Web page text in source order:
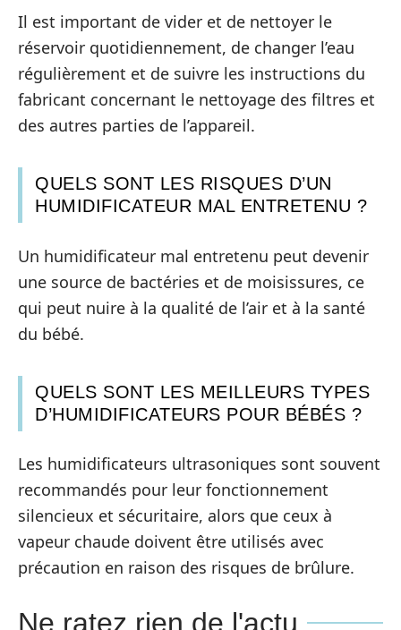
Il est important de vider et de nettoyer le
réservoir quotidiennement, de changer l’eau
régulièrement et de suivre les instructions du
fabricant concernant le nettoyage des filtres et
des autres parties de l’appareil.
QUELS SONT LES RISQUES D’UN
HUMIDIFICATEUR MAL ENTRETENU ?
Un humidificateur mal entretenu peut devenir
une source de bactéries et de moisissures, ce
qui peut nuire à la qualité de l’air et à la santé
du bébé.
QUELS SONT LES MEILLEURS TYPES
D’HUMIDIFICATEURS POUR BÉBÉS ?
Les humidificateurs ultrasoniques sont souvent
recommandés pour leur fonctionnement
silencieux et sécuritaire, alors que ceux à
vapeur chaude doivent être utilisés avec
précaution en raison des risques de brûlure.
Ne ratez rien de l'actu